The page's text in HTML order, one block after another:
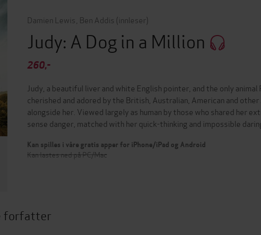
Damien Lewis Ben Addis (innleser)
Judy: A Dog in a Million
260,-
Judy, a beautiful liver and white English pointer, and the only animal
cherished and adored by the British, Australian, American and
alongside her. Viewed largely as human by those who shared her
sense danger, matched with her quick-thinking and impossible
Kan spilles i våre gratis apper for iPhone/iPad og Android
Kan lastes ned på PC/Mac
forfatter